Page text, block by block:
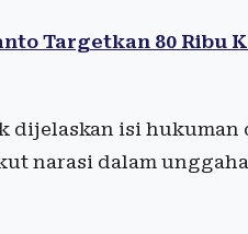
Targetkan 80 Ribu
isi hukuman
narasi dalam